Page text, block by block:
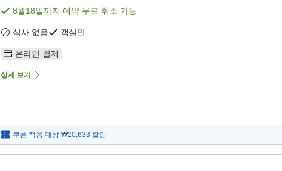
8월18일까지 예약 무료 취소 가능
식사 없음 객실만
온라인 결제
상세 보기
쿠폰 적용 대상 ₩20,633 할인